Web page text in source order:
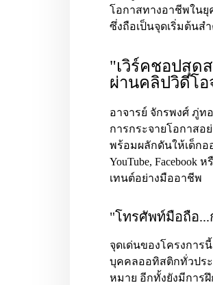
โอกาสทางอาชีพใน
ซึ่งถือเป็นจุดเริ่มต้น
"เวิร์คชอปสุด
ผ่านคลิปวิดีโอ
อาจารย์ จักรพงศ์ ภู่ท
การกระจายโอกาส
พร้อมผลักดันให้เด็กอ
YouTube,
เทนต์อย่างมืออาชีพ
"โทรศัพท์มือถือ
จุดเด่นของโครงกา
บุคคลออทิสติกทั่วปร
หมาย อีกทั้งยังมีการ